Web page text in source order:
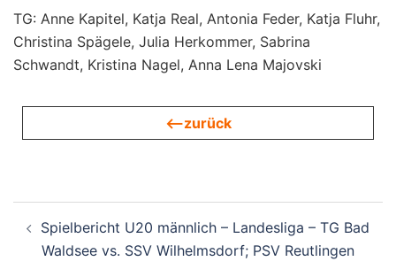
TG: Anne Kapitel, Katja Real, Antonia Feder, Katja Fluhr,
Christina Spägele, Julia Herkommer, Sabrina
Schwandt, Kristina Nagel, Anna Lena Majovski
<—zurück
Spielbericht U20 männlich – Landesliga – TG Bad
Waldsee vs. SSV Wilhelmsdorf; PSV Reutlingen